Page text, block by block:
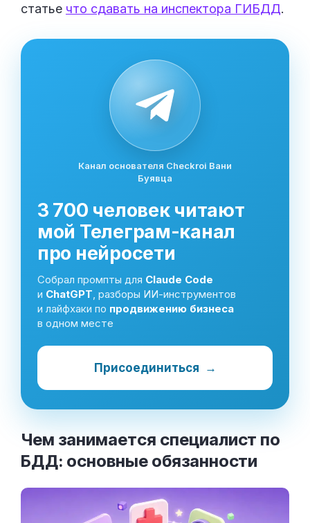
статье что сдавать на инспектора ГИБДД.
Канал основателя Checkroi Вани
Буявца
3 700 человек читают
мой Телеграм-канал
про нейросети
Собрал промпты для Claude Code
и ChatGPT, разборы ИИ-инструментов
и лайфхаки по продвижению бизнеса
в одном месте
Присоединиться →
Чем занимается специалист по
БДД: основные обязанности